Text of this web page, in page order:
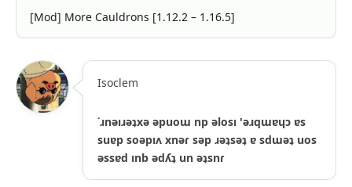
[Mod] More Cauldrons [1.12.2 – 1.16.5]
Isoclem
˙ɹnǝıɹǝʇxǝ ǝpuoɯ np ǝlosı 'ǝɹqɯɐɥɔ ɐs
suɐp soǝpıʌ xnǝɾ sǝp ɹǝʇsǝʇ ɐ sdɯǝʇ uos
ǝssɐd ınb ǝdʎʇ un ǝʇsnɾ